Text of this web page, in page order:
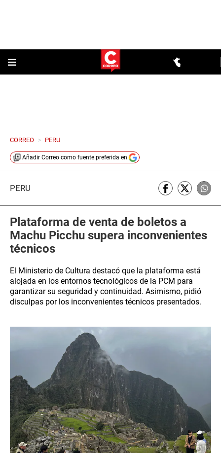
CORREO > PERU
Añadir Correo como fuente preferida en
PERÚ
Plataforma de venta de boletos a
Machu Picchu supera inconvenientes
técnicos
El Ministerio de Cultura destacó que la plataforma está
alojada en los entornos tecnológicos de la PCM para
garantizar su seguridad y continuidad. Asimismo, pidió
disculpas por los inconvenientes técnicos presentados.